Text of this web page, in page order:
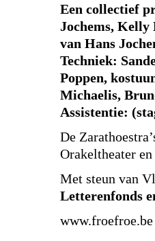
Een collectief
Jochems, Kelly
van Hans
Techniek:
Poppen,
Michaelis,
Assistentie:
De
Orakeltheater
Met steun van
Letterenfonds
www.froefroe.be